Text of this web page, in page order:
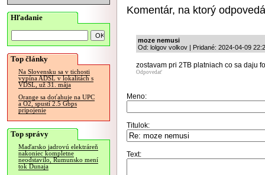
Hľadanie
Top články
Na Slovensku sa v tichosti
vypína ADSL v lokalitách s
VDSL, už 31. mája
Orange sa doťahuje na UPC
a O2, spustí 2.5 Gbps
pripojenie
Top správy
Maďarsko jadrovú elektráreň
nakoniec kompletne
neodstavilo, Rumunsko mení
tok Dunaja
Komentár, na ktorý
moze nemusi
Od: lolgov volkov | Pridané: 2024-04-09
zostavam pri 2TB platniach co sa daju
Odpovedať
Meno:
Titulok:
Text: